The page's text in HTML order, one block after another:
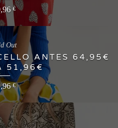
€
ANTES 64,95€
51,96€
€
Out